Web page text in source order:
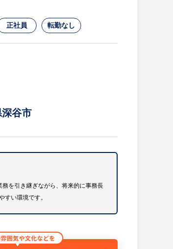
正社員 転勤なし
谷市
を引き継ぎながら、将来的に事務長
すい環境です。